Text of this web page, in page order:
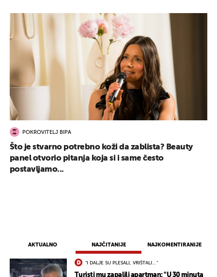
AKTUALNO NAJČITANIJE NAJKOMENTIRANIJE
"I DALJE SU PLESALI, VRIŠTALI..."
Turisti mu zapalili apartman: "U 30 minuta
POKROVITELJ BIPA
Što je stvarno potrebno koži da zablista? Beauty
panel otvorio pitanja koja si i same često
postavljamo...